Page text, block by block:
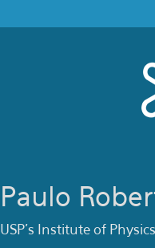
Paulo
USP's Institute of Physics